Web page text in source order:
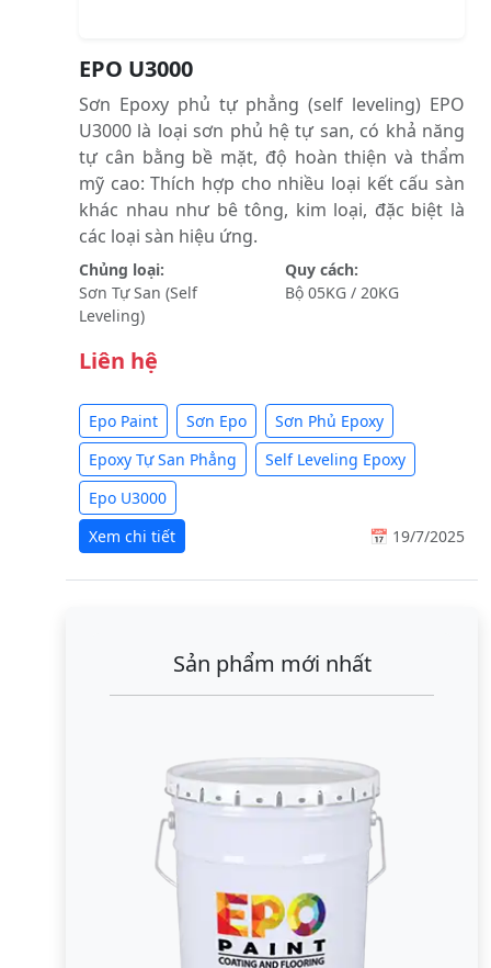
EPO U3000
Sơn Epoxy phủ tự phẳng (self leveling) EPO
U3000 là loại sơn phủ hệ tự san, có khả năng
tự cân bằng bề mặt, độ hoàn thiện và thẩm
mỹ cao: Thích hợp cho nhiều loại kết cấu sàn
khác nhau như bê tông, kim loại, đặc biệt là
các loại sàn hiệu ứng.
Chủng loại:
Sơn Tự San (Self
Leveling)
Quy cách:
Bộ 05KG / 20KG
Liên hệ
Epo Paint Sơn Epo
Sơn Phủ Epoxy
Epoxy Tự San Phẳng
Self Leveling Epoxy
Epo U3000
Xem chi tiết
📅 19/7/2025
Sản phẩm mới nhất